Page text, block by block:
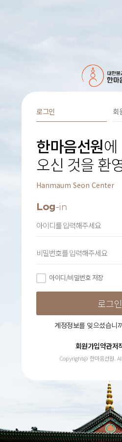
로그인 회
한마음선원에
오신 것을 환
Hanmaum Seon Center
Log-in
아이디/비밀번호 저장
계정정보를 잊으셨습니
회원가입약관저
Copyright@ 한마음선원.